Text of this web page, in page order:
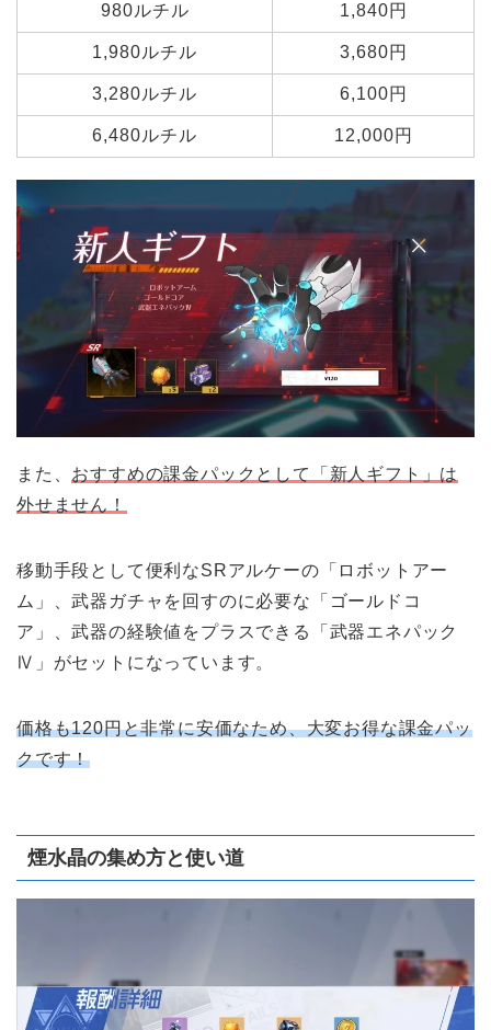
980ルチル 1,840円
1,980ルチル 3,680円
3,280ルチル 6,100円
6,480ルチル 12,000円
また、 おすすめの課金パックとして「新人ギフト」は
外せません！
移動手段として便利なSRアルケーの「ロボットアー
ム」、武器ガチャを回すのに必要な「ゴールドコ
ア」、武器の経験値をプラスできる「武器エネパック
Ⅳ」がセットになっています。
価格も120円と非常に安価なため、大変お得な課金パッ
クです！
煙水晶の集め方と使い道